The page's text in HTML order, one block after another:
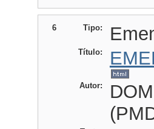
6 Tipo:
Título:
Autor: